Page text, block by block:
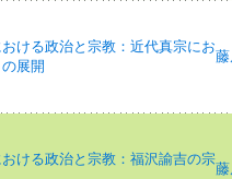
ける政治と宗教：近代真宗にお
展開
ける政治と宗教：福沢諭吉の宗